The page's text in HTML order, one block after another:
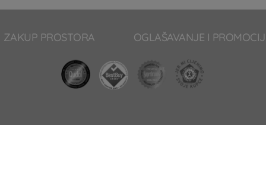
ZAKUP PROSTORA OGLAŠAVANJE I